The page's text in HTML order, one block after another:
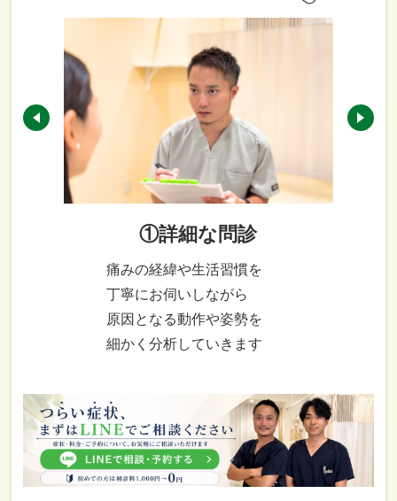
①詳細な問診
痛みの経緯や生活習慣を
丁寧にお伺いしながら
原因となる動作や姿勢を
細かく分析していきます